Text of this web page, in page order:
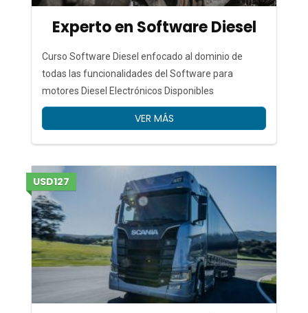
Experto en Software Diesel
Curso Software Diesel enfocado al dominio de
todas las funcionalidades del Software para
motores Diesel Electrónicos Disponibles
VER MÁS
USD127